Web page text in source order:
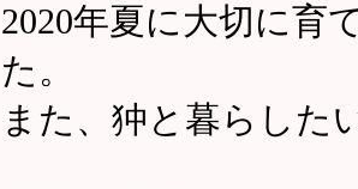
2020年夏に大切に育
た。
また、狆と暮らした